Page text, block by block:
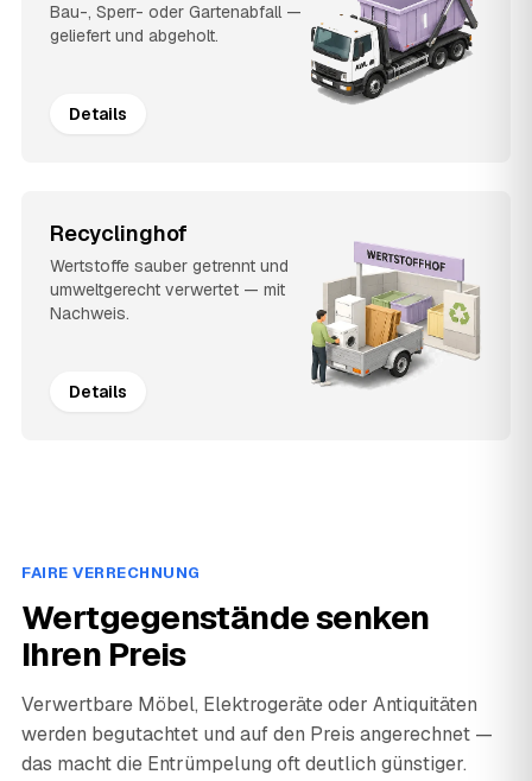
Bau-, Sperr- oder Gartenabfall —
geliefert und abgeholt.
Details
Recyclinghof
Wertstoffe sauber getrennt und
umweltgerecht verwertet — mit
Nachweis.
Details
FAIRE VERRECHNUNG
Wertgegenstände senken
Ihren Preis
Verwertbare Möbel, Elektrogeräte oder Antiquitäten
werden begutachtet und auf den Preis angerechnet —
das macht die Entrümpelung oft deutlich günstiger.